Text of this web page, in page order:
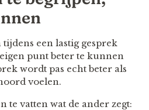
een lastig gesprek
punt beter te kunnen
wordt pas echt beter als
voelen.
te vatten wat de ander zegt: